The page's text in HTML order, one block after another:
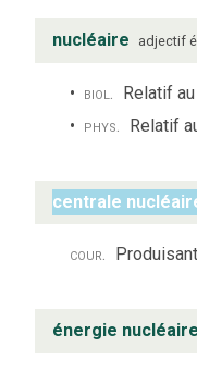
nucléaire adjectif
biol. Relatif
phys. Relatif
centrale
cour.
énergie nucléaire